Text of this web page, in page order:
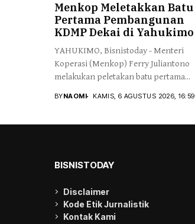
Menkop Meletakkan Batu
Pertama Pembangunan
KDMP Dekai di Yahukimo
YAHUKIMO, Bisnistoday - Menteri
Koperasi (Menkop) Ferry Juliantono
melakukan peletakan batu pertama...
BYNAOMI KAMIS, 6 AGUSTUS 2026, 16:59
BISNISTODAY
Disclaimer
Kode Etik Jurnalistik
Kontak Kami